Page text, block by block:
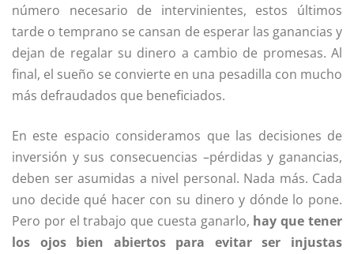
número necesario de intervinientes, estos últimos
tarde o temprano se cansan de esperar las ganancias y
dejan de regalar su dinero a cambio de promesas. Al
final, el sueño se convierte en una pesadilla con mucho
más defraudados que beneficiados.
En este espacio consideramos que las decisiones de
inversión y sus consecuencias –pérdidas y ganancias,
deben ser asumidas a nivel personal. Nada más. Cada
uno decide qué hacer con su dinero y dónde lo pone.
Pero por el trabajo que cuesta ganarlo, hay que tener
los ojos bien abiertos para evitar ser injustas